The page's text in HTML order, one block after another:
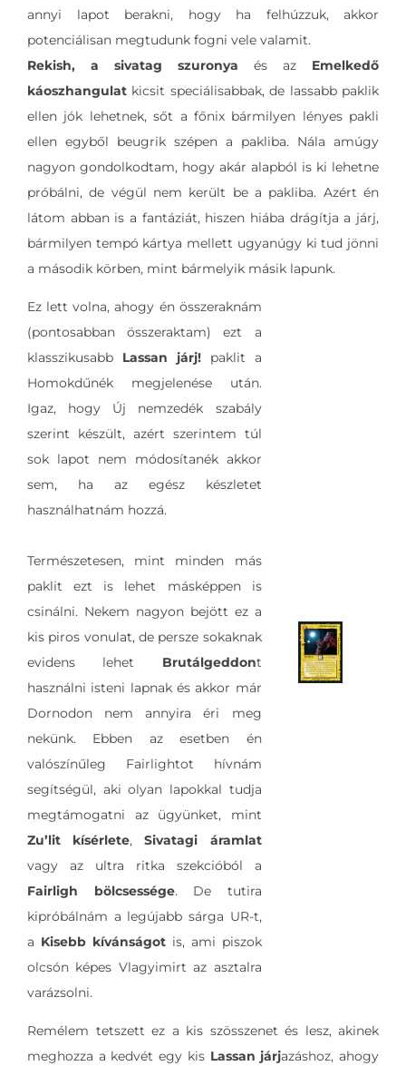
annyi lapot berakni, hogy ha felhúzzuk, akkor
potenciálisan megtudunk fogni vele valamit.
Rekish, a sivatag szuronya és az Emelkedő
káoszhangulat kicsit speciálisabbak, de lassabb paklik
ellen jók lehetnek, sőt a főnix bármilyen lényes pakli
ellen egyből beugrik szépen a pakliba. Nála amúgy
nagyon gondolkodtam, hogy akár alapból is ki lehetne
próbálni, de végül nem került be a pakliba. Azért én
látom abban is a fantáziát, hiszen hiába drágítja a járj,
bármilyen tempó kártya mellett ugyanúgy ki tud jönni
a második körben, mint bármelyik másik lapunk.
Ez lett volna, ahogy én összeraknám
(pontosabban összeraktam) ezt a
klasszikusabb Lassan járj!paklit a
Homokdűnék megjelenése után.
Igaz, hogy Új nemzedék szabály
szerint készült, azért szerintem túl
sok lapot nem módosítanék akkor
sem, ha az egész készletet
használhatnám hozzá.
Természetesen, mint minden más
paklit ezt is lehet másképpen is
csinálni. Nekem nagyon bejött ez a
kis piros vonulat, de persze sokaknak
evidens lehet Brutálgeddont
használni isteni lapnak és akkor már
Dornodon nem annyira éri meg
nekünk. Ebben az esetben én
valószínűleg Fairlightot hívnám
segítségül, aki olyan lapokkal tudja
megtámogatni az ügyünket, mint
Zu’lit kísérlete,Sivatagi áramlat
vagy az ultra ritka szekcióból a
Fairligh bölcsessége. De tutira
kipróbálnám a legújabb sárga UR-t,
a Kisebb kívánságotis, ami piszok
olcsón képes Vlagyimirt az asztalra
varázsolni.
Remélem tetszett ez a kis szösszenet és lesz, akinek
meghozza a kedvét egy kis Lassan járjazáshoz, ahogy